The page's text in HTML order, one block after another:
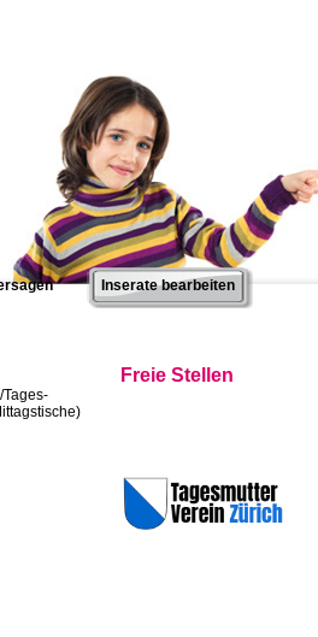
Inserate bearbeiten
Freie Stellen